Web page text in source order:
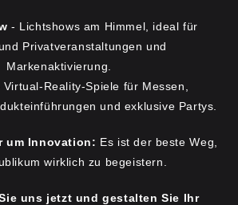
- Lichtshows am Himmel, ideal für
Privatveranstaltungen und
Markenaktivierung.
Virtual-Reality-Spiele für Messen,
und exklusive Partys.
um Innovation: Es ist der beste Weg,
wirklich zu begeistern.
uns jetzt und gestalten Sie Ihr